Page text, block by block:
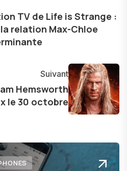
comprendre et à naviguer
en constante
TV de Life is Strange :
relation Max-Chloe
Suivant
Hemsworth
le 30 octobre